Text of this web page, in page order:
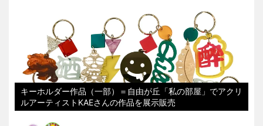
キーホルダー作品（一部）＝自由が丘「私の部屋」でアクリ
ルアーティストKAEさんの作品を展示販売